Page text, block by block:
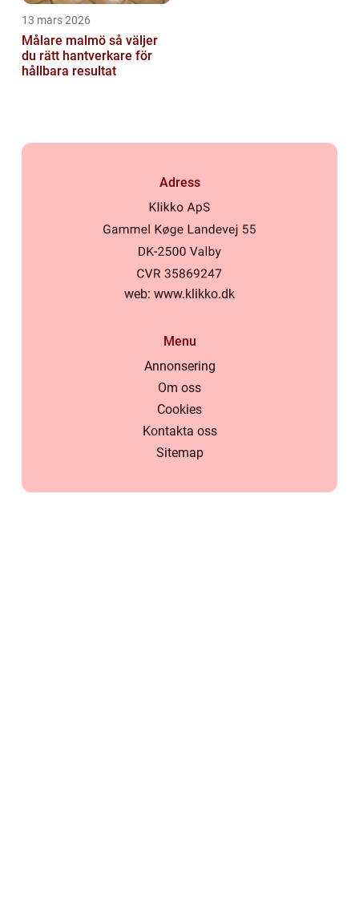
13 mars 2026
Målare malmö så väljer
du rätt hantverkare för
hållbara resultat
Adress
web: www.klikko.dk
Menu
Annonsering
Om oss
Cookies
Kontakta oss
Sitemap